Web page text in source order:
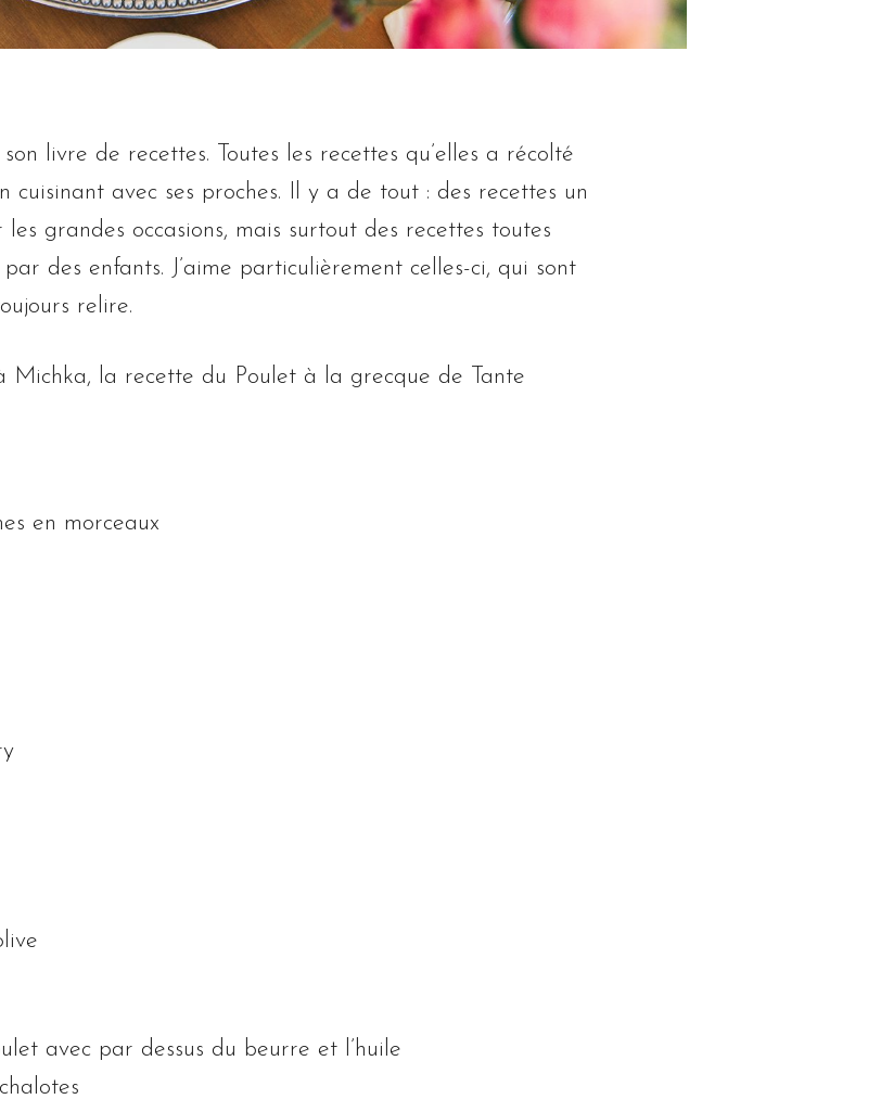
livre de recettes. Toutes les recettes qu’elles a récolté
cuisinant avec ses proches. Il y a de tout : des recettes un
grandes occasions, mais surtout des recettes toutes
des enfants. J’aime particulièrement celles-ci, qui sont
relire.
Michka, la recette du Poulet à la grecque de Tante
en morceaux
avec par dessus du beurre et l’huile